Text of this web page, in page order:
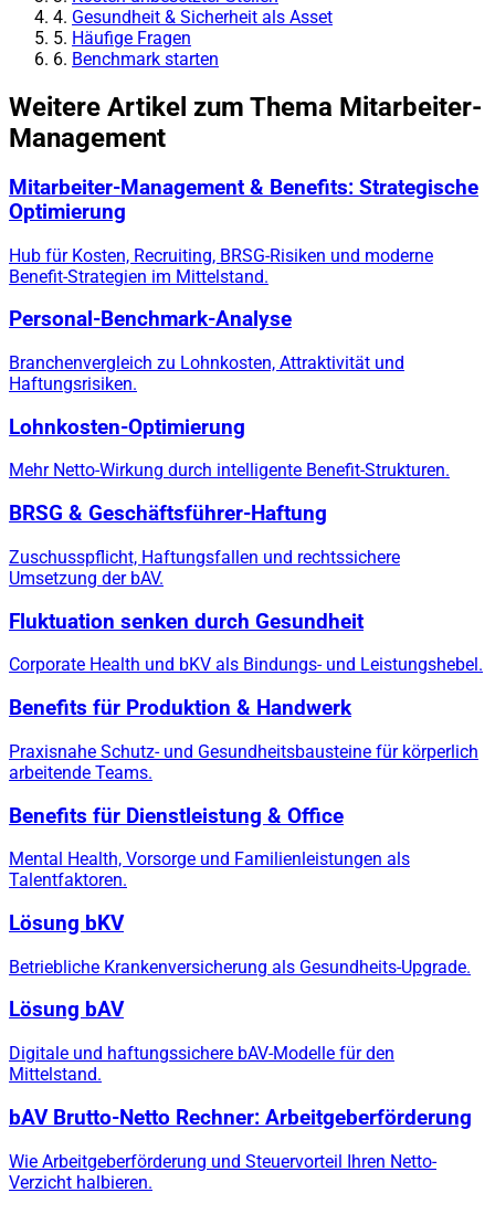
4. Gesundheit & Sicherheit als Asset
5. Häufige Fragen
6. Benchmark starten
Weitere Artikel zum Thema Mitarbeiter-
Management
Mitarbeiter-Management & Benefits: Strategische
Optimierung
Hub für Kosten, Recruiting, BRSG-Risiken und moderne
Benefit-Strategien im Mittelstand.
Personal-Benchmark-Analyse
Branchenvergleich zu Lohnkosten, Attraktivität und
Haftungsrisiken.
Lohnkosten-Optimierung
Mehr Netto-Wirkung durch intelligente Benefit-Strukturen.
BRSG & Geschäftsführer-Haftung
Zuschusspflicht, Haftungsfallen und rechtssichere
Umsetzung der bAV.
Fluktuation senken durch Gesundheit
Corporate Health und bKV als Bindungs- und Leistungshebel.
Benefits für Produktion & Handwerk
Praxisnahe Schutz- und Gesundheitsbausteine für körperlich
arbeitende Teams.
Benefits für Dienstleistung & Office
Mental Health, Vorsorge und Familienleistungen als
Talentfaktoren.
Lösung bKV
Betriebliche Krankenversicherung als Gesundheits-Upgrade.
Lösung bAV
Digitale und haftungssichere bAV-Modelle für den
Mittelstand.
bAV Brutto-Netto Rechner: Arbeitgeberförderung
Wie Arbeitgeberförderung und Steuervorteil Ihren Netto-
Verzicht halbieren.